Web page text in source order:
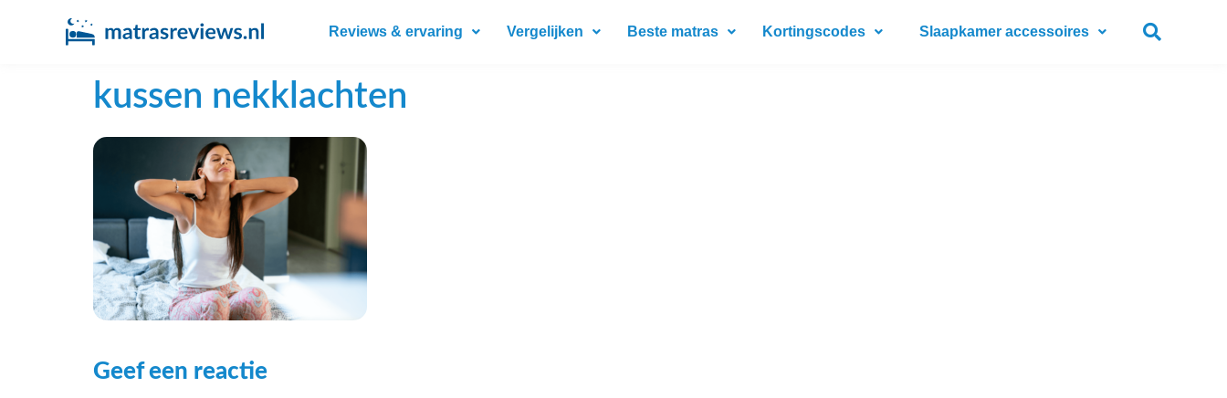
Reviews & ervaring Vergelijken Beste matras Kortingscodes Slaapkamer accessoires
kussen nekklachten
Geef een reactie